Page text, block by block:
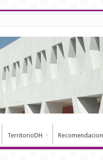
TerritorioDH